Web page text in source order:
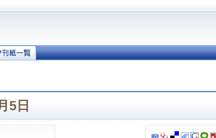
5日